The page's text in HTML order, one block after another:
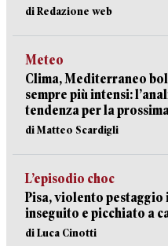
di Redazione web
Meteo
Clima, Mediterraneo
sempre più intensi:
tendenza per la
di Matteo Scardigli
L’episodio choc
Pisa, violento pestaggio
inseguito e picchiato a
di Luca Cinotti